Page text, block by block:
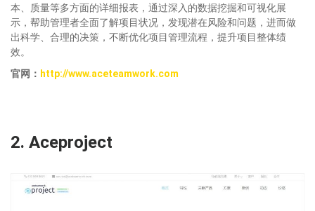
本、质量等多方面的详细报表，通过深入的数据挖掘和可视化展
示，帮助管理者全面了解项目状况，发现潜在风险和问题，进而做
出科学、合理的决策，不断优化项目管理流程，提升项目整体绩
效。
官网： http://www.aceteamwork.com
2. Aceproject